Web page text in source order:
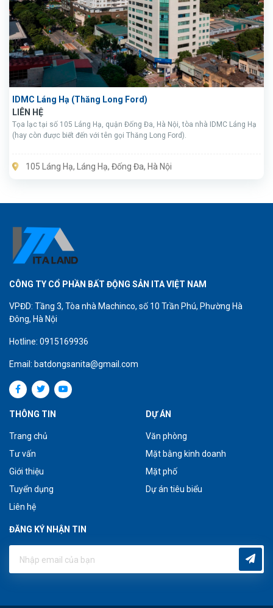
IDMC Láng Hạ (Thăng Long Ford)
LIÊN HỆ
Tọa lạc tại số 105 Láng Hạ, quận Đống Đa, Hà Nội, tòa nhà IDMC Láng Hạ
(hay còn được biết đến với tên gọi Thăng Long Ford).
105 Láng Hạ, Láng Hạ, Đống Đa, Hà Nội
CÔNG TY CỔ PHẦN BẤT ĐỘNG SẢN ITA VIỆT NAM
VPĐD: Tầng 3, Tòa nhà Machinco, số 10 Trần Phú, Phường Hà
Đông, Hà Nội
Hotline: 0915169936
Email: batdongsanita@gmail.com
THÔNG TIN
Trang chủ
Tư vấn
Giới thiệu
Tuyển dụng
Liên hệ
DỰ ÁN
Văn phòng
Mặt bằng kinh doanh
Mặt phố
Dự án tiêu biểu
ĐĂNG KÝ NHẬN TIN